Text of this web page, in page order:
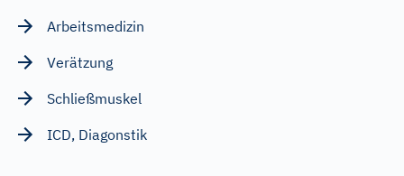
Arbeitsmedizin
Verätzung
Schließmuskel
ICD, Diagonstik